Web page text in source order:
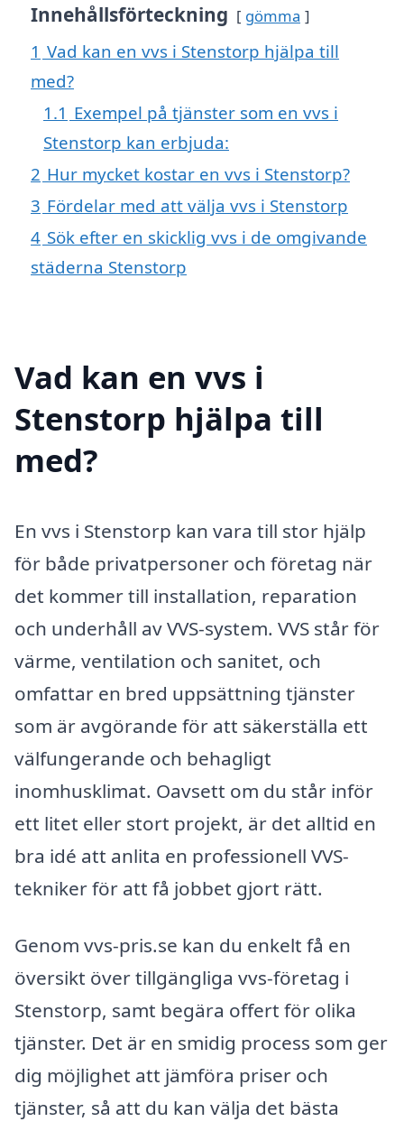
Innehållsförteckning gömma
1 Vad kan en vvs i Stenstorp hjälpa till
med?
1.1 Exempel på tjänster som en vvs i
Stenstorp kan erbjuda:
2 Hur mycket kostar en vvs i Stenstorp?
3 Fördelar med att välja vvs i Stenstorp
4 Sök efter en skicklig vvs i de omgivande
städerna Stenstorp
Vad kan en vvs i
Stenstorp hjälpa till
med?
En vvs i Stenstorp kan vara till stor hjälp
för både privatpersoner och företag när
det kommer till installation, reparation
och underhåll av VVS-system. VVS står för
värme, ventilation och sanitet, och
omfattar en bred uppsättning tjänster
som är avgörande för att säkerställa ett
välfungerande och behagligt
inomhusklimat. Oavsett om du står inför
ett litet eller stort projekt, är det alltid en
bra idé att anlita en professionell VVS-
tekniker för att få jobbet gjort rätt.
Genom vvs-pris.se kan du enkelt få en
översikt över tillgängliga vvs-företag i
Stenstorp, samt begära offert för olika
tjänster. Det är en smidig process som ger
dig möjlighet att jämföra priser och
tjänster, så att du kan välja det bästa